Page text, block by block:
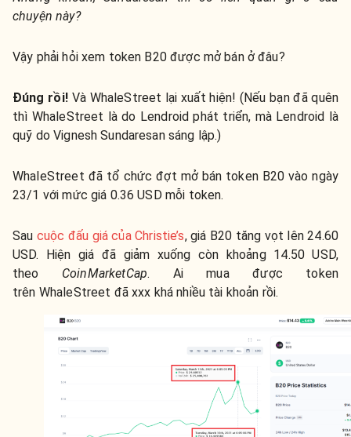
chuyện này?
Vậy phải hỏi xem token B20 được mở bán ở đâu?
Đúng rồi!Và WhaleStreet lại xuất hiện! (Nếu bạn đã quên
thì WhaleStreet là do Lendroid phát triển, mà Lendroid là
quỹ do Vignesh Sundaresan sáng lập.)
WhaleStreet đã tổ chức đợt mở bán token B20 vào ngày
23/1 với mức giá 0.36 USD mỗi token.
Sau cuộc đấu giá của Christie’s, giá B20 tăng vọt lên 24.60
USD. Hiện giá đã giảm xuống còn khoảng 14.50 USD,
theo CoinMarketCap. Ai mua được token
trên WhaleStreet đã xxx khá nhiều tài khoản rồi.